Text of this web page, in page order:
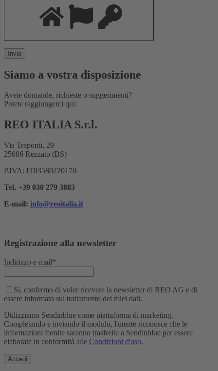
Siamo a vostra disposizione
Avete domande, richieste o suggerimenti?
Potete raggiungerci qui:
REO ITALIA S.r.l.
Via Treponti, 29
25086 Rezzato (BS)
P.IVA: IT03580220170
Tel. +39 030 279 3883
E-mail: info@reoitalia.it
Registrazione alla newsletter
Indirizzo e-mail*
Sì, confermo di voler ricevere la newsletter di REO AG e di
essere informato sul trattamento dei miei dati.
Utilizziamo Sendinblue come piattaforma di marketing.
Completando e inviando il modulo, l'utente riconosce che le
informazioni fornite saranno trasferite a Sendinblue per essere
elaborate in conformità alle Condizioni d'uso.